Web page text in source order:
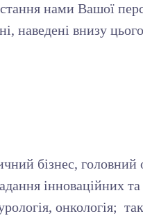
нами Вашої
наведені внизу
бізнес, головний
інноваційних та
онкологія;